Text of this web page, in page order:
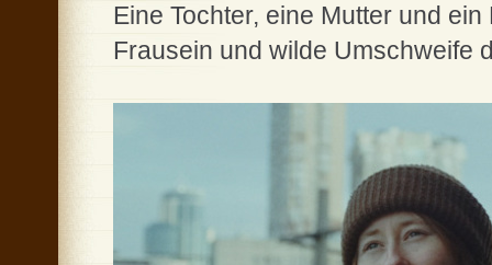
Eine Tochter, eine Mutter und
Frausein und wilde Umschweife